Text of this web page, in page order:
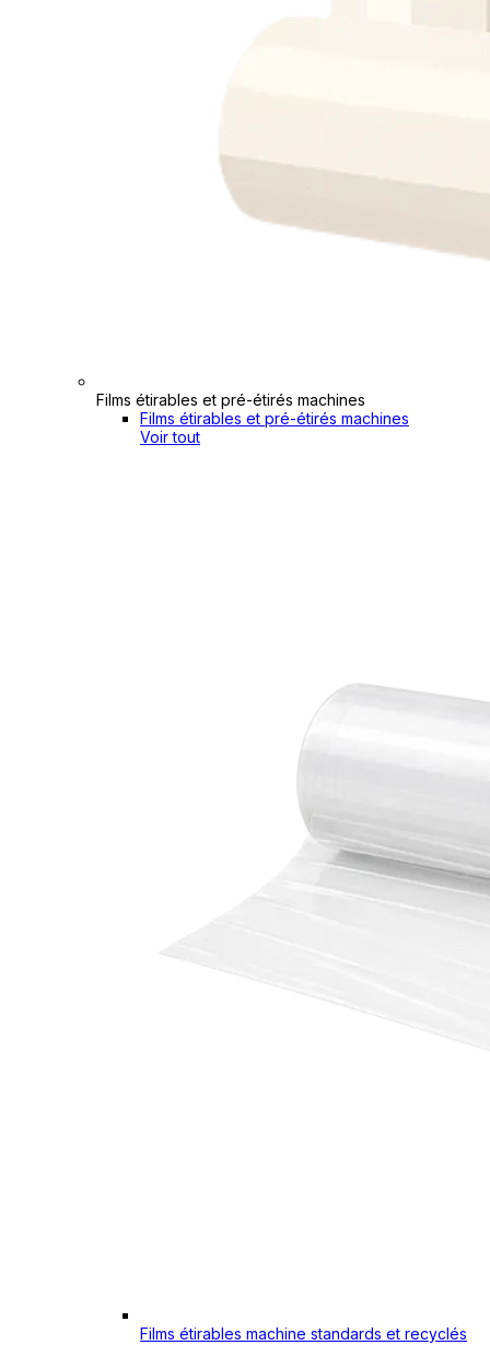
Films étirables et pré-étirés machines
Films étirables et pré-étirés machines
Voir tout
Films étirables machine standards et recyclés